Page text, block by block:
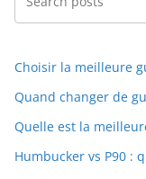
Choisir la meilleure
Quand changer de
Quelle est la
Humbucker vs P90 :